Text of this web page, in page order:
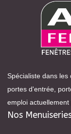
Spécialiste dans les
portes d'entrée,
emploi actuellement
Nos